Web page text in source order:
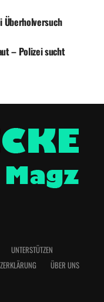
Überholversuch
– Polizei sucht
UNTERSTÜTZEN
ÜBER UNS